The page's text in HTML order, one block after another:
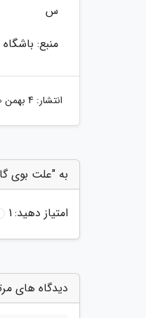
س
منبع:
انتشار: 4 بهمن 1400
به "علت بوی
امتیاز دهید:1
دیدگاه های